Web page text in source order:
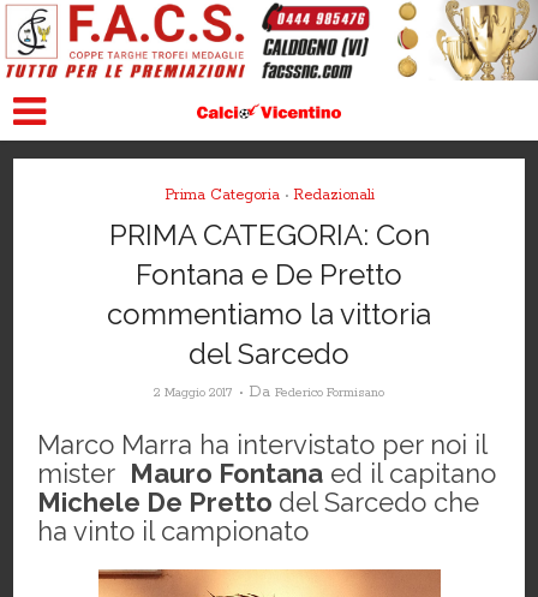
Prima Categoria • Redazionali
PRIMA CATEGORIA: Con
Fontana e De Pretto
commentiamo la vittoria
del Sarcedo
2 Maggio 2017 Da Federico Formisano
Marco Marra ha intervistato per noi il
mister Mauro Fontana ed il capitano
Michele De Pretto del Sarcedo che
ha vinto il campionato